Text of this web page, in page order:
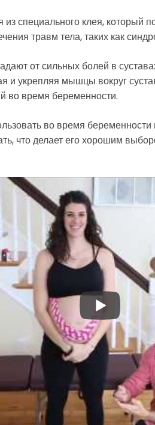
из специального клея, который
травм тела, таких как
от сильных болей в
и укрепляя мышцы вокруг
во время беременности.
во время
что делает его хорошим